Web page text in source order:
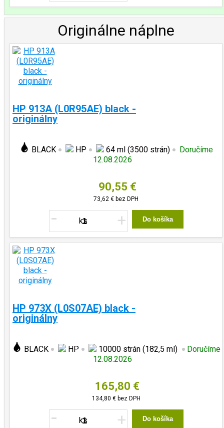
Originálne náplne
HP 913A (L0R95AE) black -
originálny
BLACK HP 64 ml (3500 strán)
Doručíme
12.08.2026
90,55 €
73,62 € bez DPH
- + Do košíka
HP 973X (L0S07AE) black -
originálny
BLACK HP 10000 strán (182,5 ml)
Doručíme
12.08.2026
165,80 €
134,80 €bez DPH
- + Do košíka